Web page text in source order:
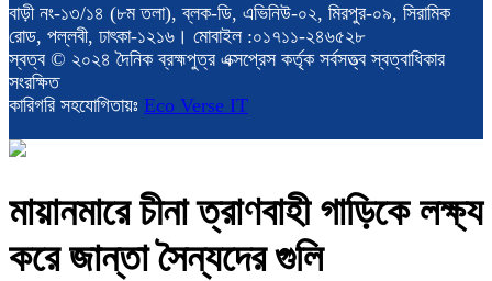
বাড়ী নং-১৩/১৪ (৮ম তলা), ব্লক-ডি, এভিনিউ-০২, মিরপুর-০৯, সিরামিক
রোড, পল্লবী, ঢাৎকা-১২১৬। মোবাইল :০১৭১১-২৪৬৫২৮
স্বত্ব © ২০২৪ দৈনিক ব্রহ্মপুত্র এক্সপ্রেস কর্তৃক সর্বসত্ত্ব স্বত্বাধিকার
সংরক্ষিত
কারিগরি সহযোগিতায়ঃ Eco Verse IT
মায়ানমারে চীনা ত্রাণবাহী গাড়িকে লক্ষ্য
করে জান্তা সৈন্যদের গুলি